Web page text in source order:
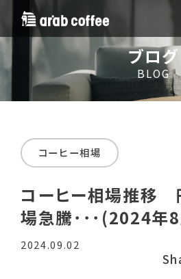
ブログ
BLOG
コーヒー相場推移
場急騰･･･(2024年8
コーヒー相場
2024.09.02